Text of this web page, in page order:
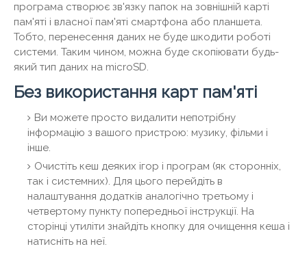
програма створює зв'язку папок на зовнішній карті
пам'яті і власної пам'яті смартфона або планшета.
Тобто, перенесення даних не буде шкодити роботі
системи. Таким чином, можна буде скопіювати будь-
який тип даних на microSD.
Без використання карт пам'яті
Ви можете просто видалити непотрібну
інформацію з вашого пристрою: музику, фільми і
інше.
Очистіть кеш деяких ігор і програм (як сторонніх,
так і системних). Для цього перейдіть в
налаштування додатків аналогічно третьому і
четвертому пункту попередньої інструкції. На
сторінці утиліти знайдіть кнопку для очищення кеша і
натисніть на неї.